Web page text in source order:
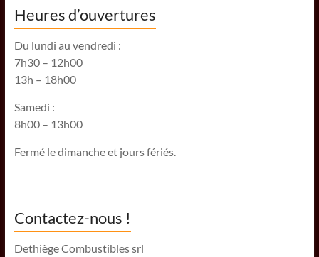
Heures d’ouvertures
Du lundi au vendredi :
7h30 – 12h00
13h – 18h00
Samedi :
8h00 – 13h00
Fermé le dimanche et jours fériés.
Contactez-nous !
Dethiège Combustibles srl